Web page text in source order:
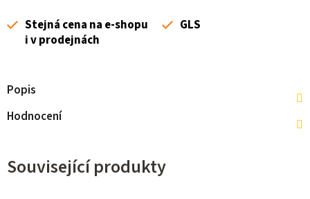
Stejná cena na e-shopu
i v prodejnách
GLS
Popis
Hodnocení
Související produkty